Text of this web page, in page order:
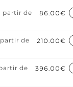
partir de
86.00€
de
210.00€
de
396.00€